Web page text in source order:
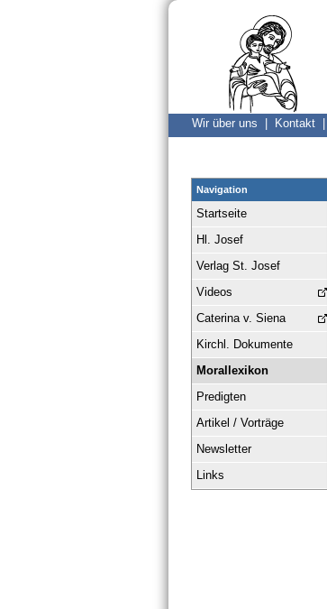
Wir über uns | Kontakt |
Navigation
Startseite
Hl. Josef
Verlag St. Josef
Videos
Caterina v. Siena
Kirchl. Dokumente
Morallexikon
Predigten
Artikel / Vorträge
Newsletter
Links